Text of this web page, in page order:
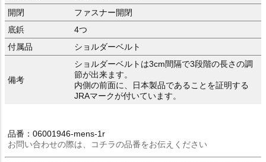
開閉
ファスナー開閉
底鋲
4つ
付属品
ショルダーベルト
備考
ショルダーベルトは3cm間隔で3段階の長さの調
節が出来ます。
内側の前面に、日本製品であることを証明する
JRAマークが付いています。
品番：06001946-mens-1r
お問い合わせの際は、コチラの品番をお伝えください